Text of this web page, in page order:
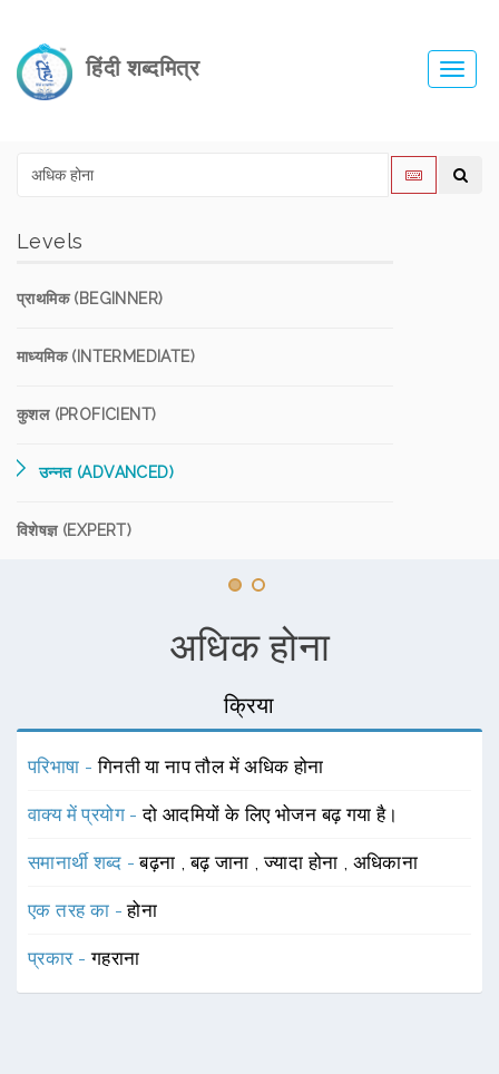
हिंदी शब्दमित्र
Levels
प्राथमिक (BEGINNER)
माध्यमिक (INTERMEDIATE)
कुशल (PROFICIENT)
उन्नत (ADVANCED)
विशेषज्ञ (EXPERT)
अधिक होना
क्रिया
परिभाषा -गिनती या नाप तौल में अधिक होना
वाक्य में प्रयोग -दो आदमियों के लिए भोजन बढ़ गया है।
समानार्थी शब्द -बढ़ना ,बढ़ जाना ,ज्यादा होना , अधिकाना
एक तरह का -होना
प्रकार -गहराना